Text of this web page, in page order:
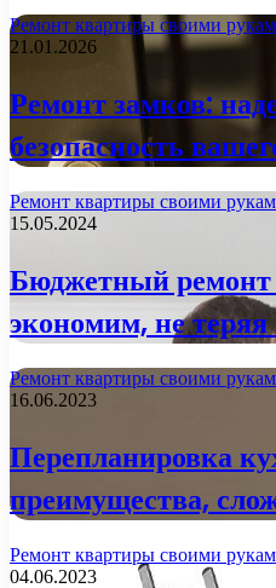
Ремонт квартиры своими
21.01.2026
Ремонт замков:
безопасность
Ремонт квартиры своими
15.05.2024
Бюджетный
экономим, не теряя
Ремонт квартиры своими
16.06.2023
Перепланировка
преимущества,
Ремонт квартиры своими
04.06.2023